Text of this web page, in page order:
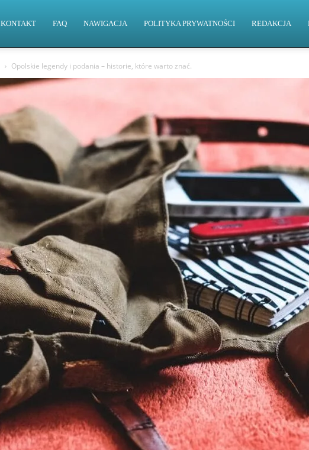
KONTAKT FAQ NAWIGACJA POLITYKA PRYWATNOŚCI REDAKCJA
Opolskie legendy i podania – historie, które warto znać.